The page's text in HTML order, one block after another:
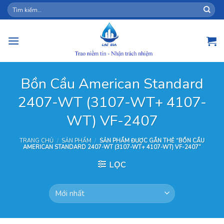
Skip
to
Tìm
kiếm:
Bồn Cầu American Standard
2407-WT (3107-WT+ 4107-
WT) VF-2407
TRANG CHỦ / SẢN PHẨM / SẢN PHẨM ĐƯỢC GẮN THẺ “BỒN CẦU
AMERICAN STANDARD 2407-WT (3107-WT+ 4107-WT) VF-2407”
LỌC